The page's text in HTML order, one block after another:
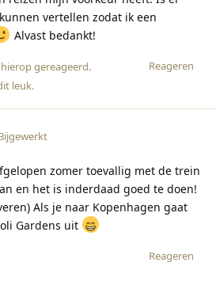
vertellen zodat ik een
Alvast bedankt!
Reageren
gereageerd.
leuk.
zomer toevallig met de trein
en het is inderdaad goed te doen!
Als je naar Kopenhagen gaat
Gardens uit
Reageren